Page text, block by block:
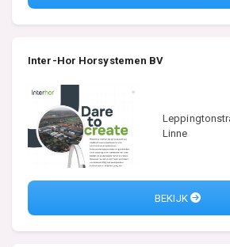
Inter-Hor Horsystemen BV
Linne
BEKIJK